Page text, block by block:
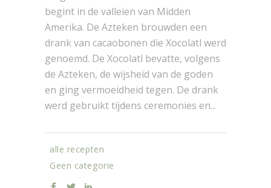
begint in de valleien van Midden
Amerika. De Azteken brouwden een
drank van cacaobonen die Xocolatl werd
genoemd. De Xocolatl bevatte, volgens
de Azteken, de wijsheid van de goden
en ging vermoeidheid tegen. De drank
werd gebruikt tijdens ceremonies en...
alle recepten
Geen categorie